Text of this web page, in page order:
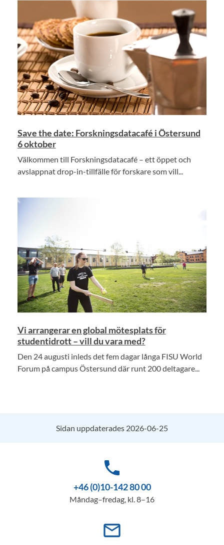
Save the date: Forskningsdatacafé i Östersund
6 oktober
Välkommen till Forskningsdatacafé – ett öppet och
avslappnat drop-in-tillfälle för forskare som vill...
Vi arrangerar en global mötesplats för
studentidrott – vill du vara med?
Den 24 augusti inleds det fem dagar långa FISU World
Forum på campus Östersund där runt 200 deltagare...
Sidan uppdaterades 2026-06-25
phone
+46 (0)10-142 80 00
Måndag–fredag, kl. 8–16
mail_outline